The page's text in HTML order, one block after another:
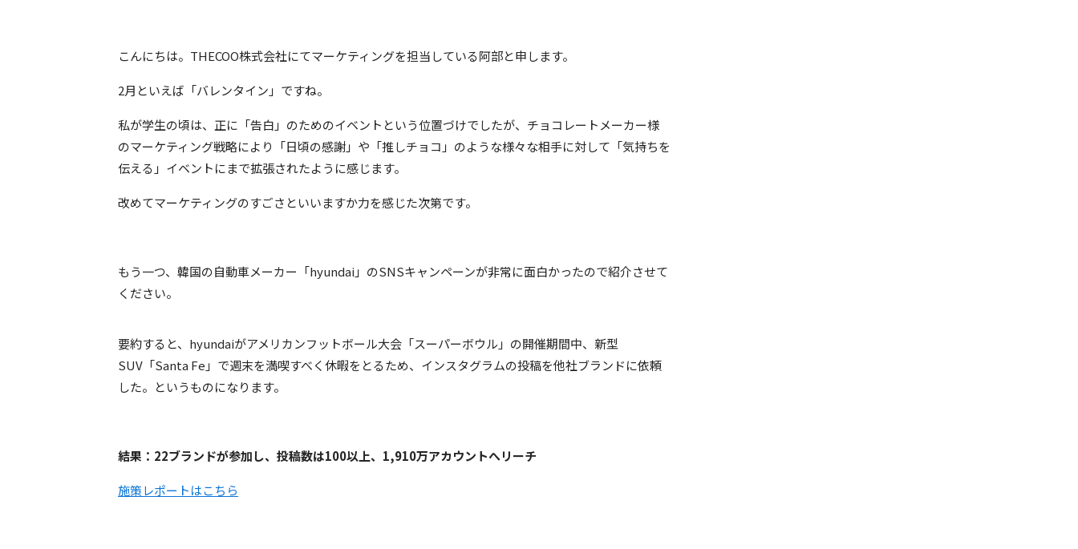
YouTube Create
こんにちは。THECOO株式会社にてマーケティングを担当している阿部と申します。
2月といえば「バレンタイン」ですね。
私が学生の頃は、正に「告白」のためのイベントという位置づけでしたが、チョコレートメーカー様
のマーケティング戦略により「日頃の感謝」や「推しチョコ」のような様々な相手に対して「気持ちを
伝える」イベントにまで拡張されたように感じます。
改めてマーケティングのすごさといいますか力を感じた次第です。
もう一つ、韓国の自動車メーカー「hyundai」のSNSキャンペーンが非常に面白かったので紹介させて
ください。
要約すると、hyundaiがアメリカンフットボール大会「スーパーボウル」の開催期間中、新型
SUV「Santa Fe」で週末を満喫すべく休暇をとるため、インスタグラムの投稿を他社ブランドに依頼
した。というものになります。
結果：22ブランドが参加し、投稿数は100以上、1,910万アカウントへリーチ
施策レポートはこちら